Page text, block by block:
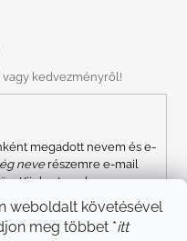
weboldalt követésével
meg többet *itt
kedvezményről!
megadott nevem és e-
neverészemre e-mail
Kijelentem, hogy az
Megértettem, hogy a